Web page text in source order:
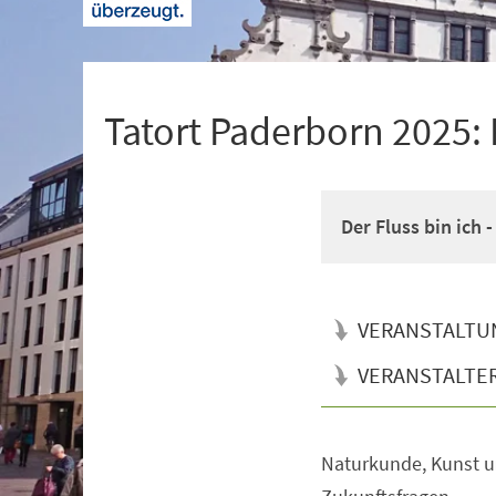
Tatort Paderborn 2025:
Der Fluss bin ich
Naturkunde, Kunst